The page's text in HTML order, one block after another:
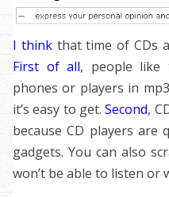
I thinkthat time of CDs
First of all, people
phones or players in
it’s easy to get.Second,
because CD players
gadgets. You can also
won’t be able to listen or